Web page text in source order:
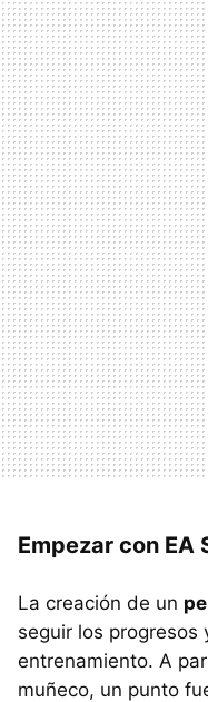
Empezar con
La creación de un
seguir los progresos
entrenamiento. A
muñeco, un punto